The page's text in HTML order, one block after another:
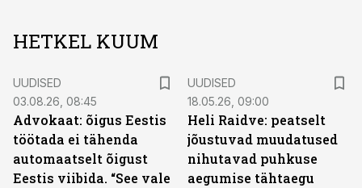
HETKEL KUUM
UUDISED
03.08.26, 08:45
Advokaat: õigus Eestis
töötada ei tähenda
automaatselt õigust
Eestis viibida. “See vale
UUDISED
18.05.26, 09:00
Heli Raidve: peatselt
jõustuvad muudatused
nihutavad puhkuse
aegumise tähtaegu